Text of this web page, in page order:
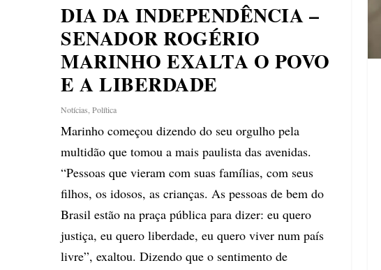
DIA DA INDEPENDÊNCIA –
SENADOR ROGÉRIO
MARINHO EXALTA O POVO
E A LIBERDADE
Notícias,Política
Marinho começou dizendo do seu orgulho pela
multidão que tomou a mais paulista das avenidas.
“Pessoas que vieram com suas famílias, com seus
filhos, os idosos, as crianças. As pessoas de bem do
Brasil estão na praça pública para dizer: eu quero
justiça, eu quero liberdade, eu quero viver num país
livre”, exaltou. Dizendo que o sentimento de